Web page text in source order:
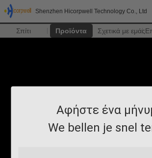
Shenzhen Hicorpwell Technology Co., Ltd
Σπίτι Προϊόντα Σχετικά με εμάς
Αφήστε ένα
We bellen je snel